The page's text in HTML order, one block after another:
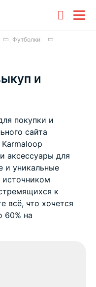
Футболки
и
покупки и
сайта
аксессуары для
и уникальные
источником
к
всё, что хочется
60% на